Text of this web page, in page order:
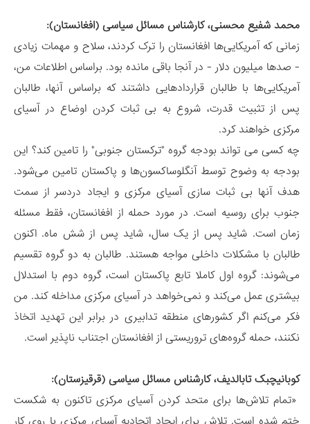
محمد شفیع محسنی، کارشناس مسائل سیاسی (افغانستان):
زمانی که آمریکایی‌ها افغانستان را ترک کردند، سلاح و مهمات زیادی
- صدها میلیون دلار - در آنجا باقی مانده بود. براساس اطلاعات من،
آمریکایی‌ها با طالبان قراردادهایی داشتند که براساس آنها، طالبان
پس از تثبیت قدرت، شروع به بی ثبات کردن اوضاع در آسیای
مرکزی خواهند کرد.
چه کسی می تواند بودجه گروه "ترکستان جنوبی" را تامین کند؟ این
بودجه به وضوح توسط آنگلوساکسون‌ها و پاکستان تامین می‌شود.
هدف آنها بی ثبات سازی آسیای مرکزی و ایجاد دردسر از سمت
جنوب برای روسیه است. در مورد حمله از افغانستان، فقط مسئله
زمان است. شاید پس از یک سال، شاید پس از شش ماه. اکنون
طالبان با مشکلات داخلی مواجه هستند. طالبان به دو گروه تقسیم
می‌شوند: گروه اول کاملا تابع پاکستان است، گروه دوم با استدلال
بیشتری عمل می‌کند و نمی‌خواهد در آسیای مرکزی مداخله کند. من
فکر می‌کنم اگر کشورهای منطقه تدابیری در برابر این تهدید اتخاذ
نکنند، حمله گروه‌های تروریستی از افغانستان اجتناب ناپذیر است.
کوبانیچبک تابالدیف، کارشناس مسائل سیاسی (قرقیزستان):
«تمام تلاش‌ها برای متحد کردن آسیای مرکزی تاکنون به شکست